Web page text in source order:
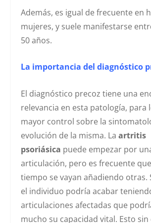
Además, es igual de frecuente en
mujeres, y suele manifestarse
50 años.
La importancia del diagnóstico
El diagnóstico precoz tiene una
relevancia en esta patología, para
mayor control sobre la
evolución de la misma. Laartritis
psoriásica puede empezar por
articulación, pero es frecuente
tiempo se vayan añadiendo otras.
el individuo podría acabar
articulaciones afectadas que
mucho su capacidad vital. Esto